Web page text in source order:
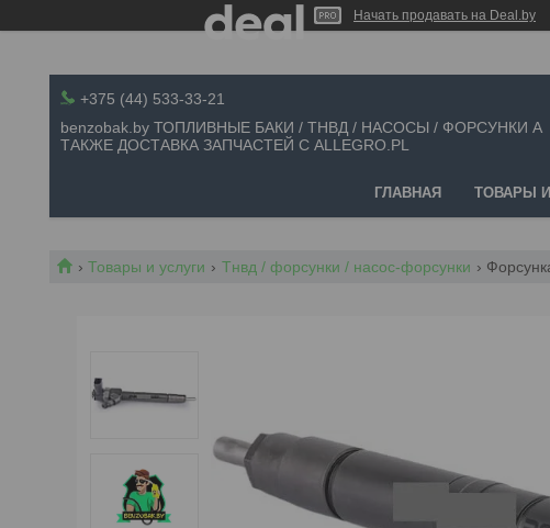
Начать продавать на Deal.by
+375 (44) 533-33-21
benzobak.by ТОПЛИВНЫЕ БАКИ / ТНВД / НАСОСЫ / ФОРСУНКИ А
ТАКЖЕ ДОСТАВКА ЗАПЧАСТЕЙ С ALLEGRO.PL
ГЛАВНАЯ ТОВАРЫ И
Товары и услуги Тнвд / форсунки / насос-форсунки